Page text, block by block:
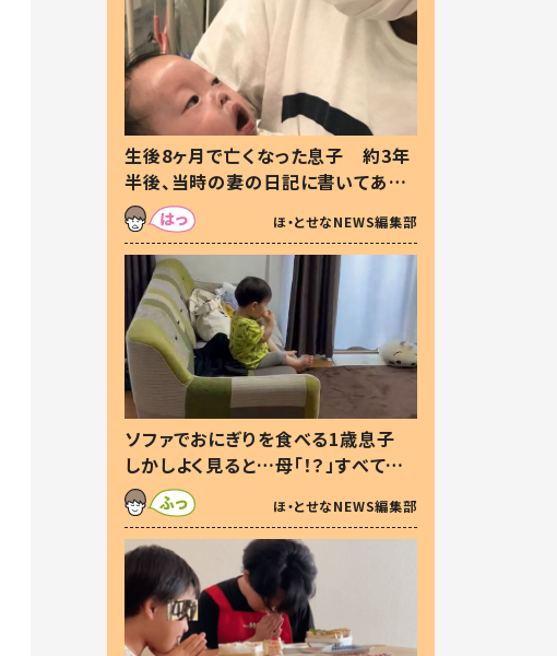
生後8ヶ月で亡くなった息子 約3年
半後、当時の妻の日記に書いてあっ
た本音とは
ほ・とせなNEWS編集部
ソファでおにぎりを食べる1歳息子
しかしよく見ると…母「！？」すべてを
察した母の投稿に「可愛いから許
す！」「現行犯〜」
ほ・とせなNEWS編集部